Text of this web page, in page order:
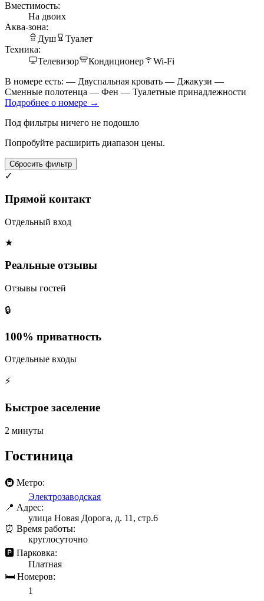
Вместимость:
На двоих
Аква-зона:
Душ
Туалет
Техника:
Телевизор
Кондиционер
Wi-Fi
В номере есть: — Двуспальная кровать — Джакузи —
Сменные полотенца — Фен — Туалетные принадлежности
Подробнее о номере →
Под фильтры ничего не подошло
Попробуйте расширить диапазон цены.
Сбросить фильтр
✓
Прямой контакт
Отдельный вход
★
Реальные отзывы
Отзывы гостей
🔒
100% приватность
Отдельные входы
⚡
Быстрое заселение
2 минуты
Гостиница
🚇 Метро:
Электрозаводская
📍 Адрес:
улица Новая Дорога, д. 11, стр.6
⏰ Время работы:
круглосуточно
🅿️ Парковка:
Платная
🛏 Номеров:
1